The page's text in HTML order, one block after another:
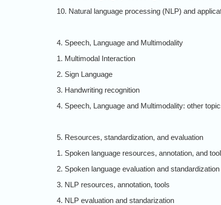
10. Natural language processing (NLP) and
4. Speech, Language and Multimodality
1. Multimodal Interaction
2. Sign Language
3. Handwriting recognition
4. Speech, Language and Multimodality: other
5. Resources, standardization, and evaluation
1. Spoken language resources, annotation, and
2. Spoken language evaluation and standardization
3. NLP resources, annotation, tools
4. NLP evaluation and standarization